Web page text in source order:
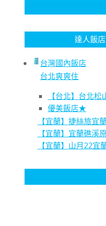
達人飯
台灣國內飯店
台北爽爽住
【台北】台北
優美飯店★
【宜蘭】捷絲旅宜
【宜蘭】宜蘭礁溪
【宜蘭】山月22